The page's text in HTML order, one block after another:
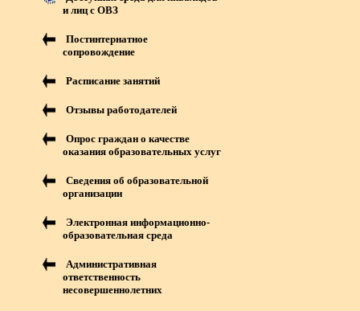
и лиц с ОВЗ
Постинтернатное
сопровождение
Расписание занятий
Отзывы работодателей
Опрос граждан о качестве
оказания образовательных услуг
Сведения об образовательной
организации
Электронная информационно-
образовательная среда
Административная
ответственность
несовершеннолетних